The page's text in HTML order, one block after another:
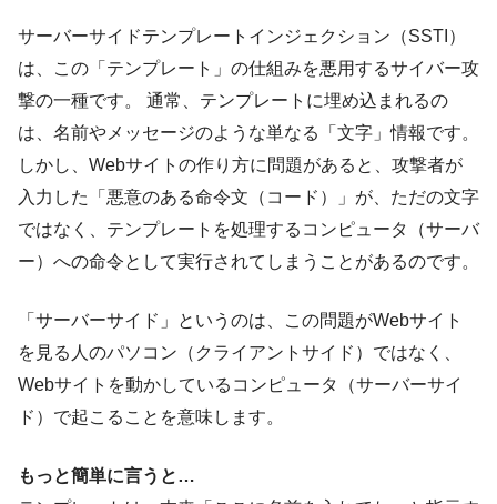
サーバーサイドテンプレートインジェクション（SSTI）
は、この「テンプレート」の仕組みを悪用するサイバー攻
撃の一種です。 通常、テンプレートに埋め込まれるの
は、名前やメッセージのような単なる「文字」情報です。
しかし、Webサイトの作り方に問題があると、攻撃者が
入力した「悪意のある命令文（コード）」が、ただの文字
ではなく、テンプレートを処理するコンピュータ（サーバ
ー）への命令として実行されてしまうことがあるのです。
「サーバーサイド」というのは、この問題がWebサイト
を見る人のパソコン（クライアントサイド）ではなく、
Webサイトを動かしているコンピュータ（サーバーサイ
ド）で起こることを意味します。
もっと簡単に言うと…